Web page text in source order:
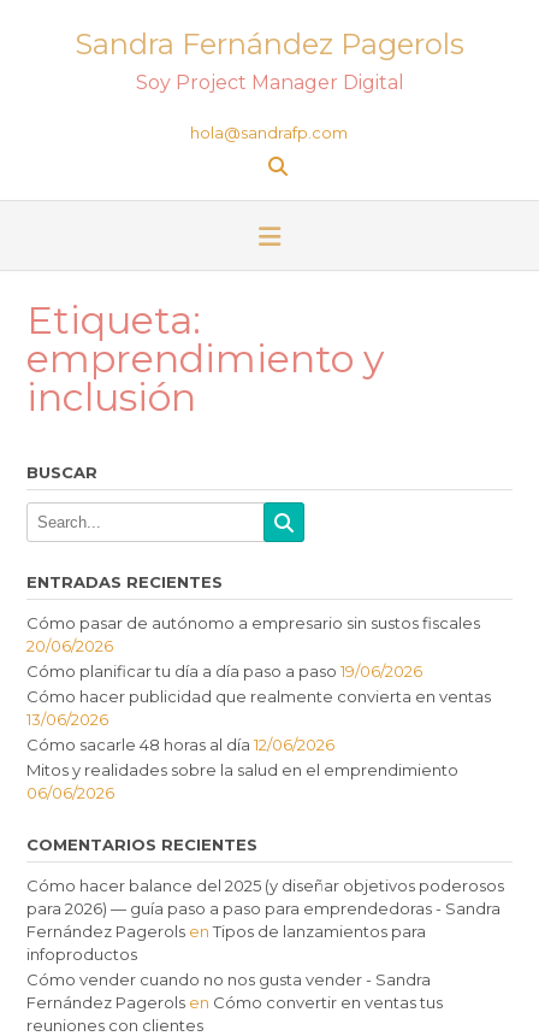
Sandra Fernández Pagerols
Soy Project Manager Digital
hola@sandrafp.com
Etiqueta:
emprendimiento y
inclusión
BUSCAR
ENTRADAS RECIENTES
Cómo pasar de autónomo a empresario sin sustos fiscales
20/06/2026
Cómo planificar tu día a día paso a paso 19/06/2026
Cómo hacer publicidad que realmente convierta en ventas
13/06/2026
Cómo sacarle 48 horas al día 12/06/2026
Mitos y realidades sobre la salud en el emprendimiento
06/06/2026
COMENTARIOS RECIENTES
Cómo hacer balance del 2025 (y diseñar objetivos poderosos
para 2026) — guía paso a paso para emprendedoras - Sandra
Fernández Pagerols enTipos de lanzamientos para
infoproductos
Cómo vender cuando no nos gusta vender - Sandra
Fernández Pagerols en Cómo convertir en ventas tus
reuniones con clientes